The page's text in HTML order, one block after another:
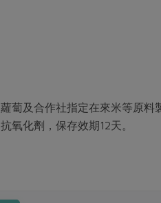
蔔及合作社指定在來米等原料
氧化劑，保存效期12天。